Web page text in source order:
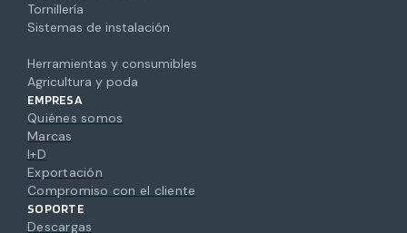
Tornillería
Sistemas de instalación
Herramientas y consumibles
Agricultura y poda
EMPRESA
Quiénes somos
Marcas
I+D
Exportación
Compromiso con el cliente
SOPORTE
Descargas